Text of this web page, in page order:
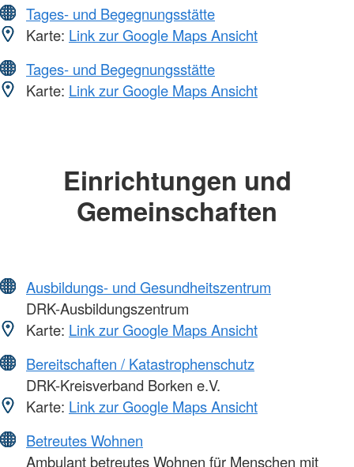
Tages- und Begegnungsstätte
Karte: Link zur Google Maps Ansicht
Tages- und Begegnungsstätte
Karte: Link zur Google Maps Ansicht
Einrichtungen und
Gemeinschaften
Ausbildungs- und Gesundheitszentrum
DRK-Ausbildungszentrum
Karte: Link zur Google Maps Ansicht
Bereitschaften / Katastrophenschutz
DRK-Kreisverband Borken e.V.
Karte: Link zur Google Maps Ansicht
Betreutes Wohnen
Ambulant betreutes Wohnen für Menschen mit